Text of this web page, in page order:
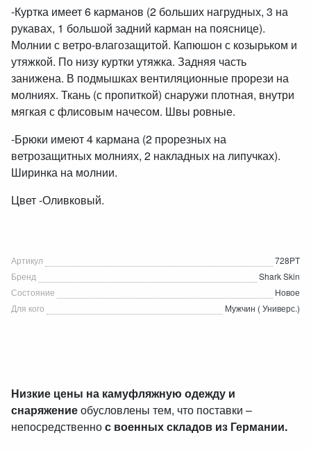
-Куртка имеет 6 карманов (2 больших нагрудных, 3 на
рукавах, 1 большой задний карман на пояснице).
Молнии с ветро-влагозащитой. Капюшон с козырьком и
утяжкой. По низу куртки утяжка. Задняя часть
занижена. В подмышках вентиляционные прорези на
молниях. Ткань (с пропиткой) снаружи плотная, внутри
мягкая с флисовым начесом. Швы ровные.
-Брюки имеют 4 кармана (2 прорезных на
ветрозащитных молниях, 2 накладных на липучках).
Ширинка на молнии.
Цвет -Оливковый.
Артикул
728PT
Бренд
Shark Skin
Состояние
Новое
Для кого
Мужчин ( Универс.)
Низкие цены на камуфляжную одежду и
снаряжениеобусловлены тем, что поставки –
непосредственнос военных складов из Германии.